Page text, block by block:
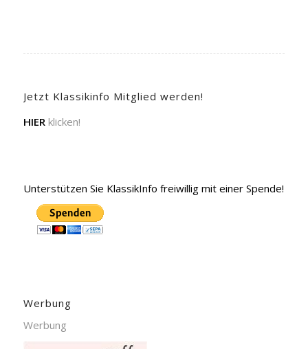
Jetzt Klassikinfo Mitglied werden!
HIER klicken!
Unterstützen Sie KlassikInfo freiwillig mit einer Spende!
Werbung
Werbung